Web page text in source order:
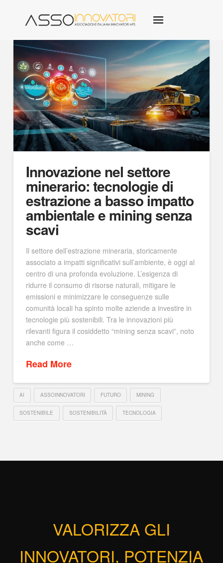
Innovazione nel settore
minerario: tecnologie di
estrazione a basso impatto
ambientale e mining senza
scavi
Il settore dell’estrazione mineraria, storicamente
associato a impatti significativi sull’ambiente, è oggi al
centro di una profonda evoluzione. L’esigenza di
ridurre il consumo di risorse naturali, mitigare le
emissioni e minimizzare le conseguenze sulle
comunità locali ha spinto molte aziende a investire in
tecnologie più sostenibili. Tra le innovazioni più
rilevanti figura il cosiddetto “mining senza scavi”, noto
anche come …
Read More
AI ASSOINNOVATORI FUTURO MINING
SOSTENIBILE SOSTENIBILITÀ TECNOLOGIA
VALORIZZA GLI
INNOVATORI, POTENZIA